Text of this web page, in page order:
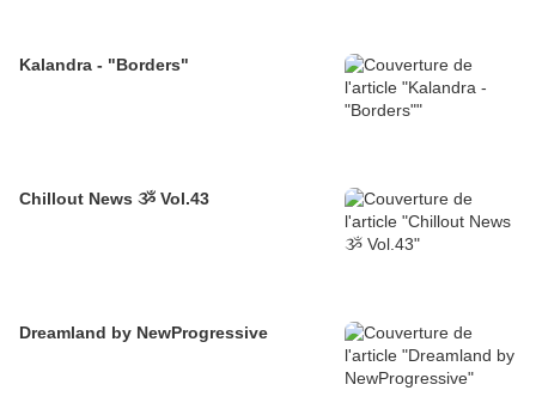
Kalandra - "Borders"
Chillout News ૐ Vol.43
Dreamland by NewProgressive